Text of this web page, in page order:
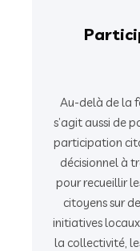
Au-delà de la
s’agit aussi de
participation
décisionnel à
pour recueillir
citoyens sur
initiatives
la collectivité,